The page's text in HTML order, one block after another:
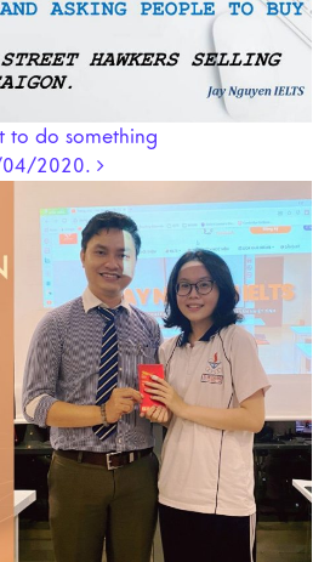
to do something
04/2020.